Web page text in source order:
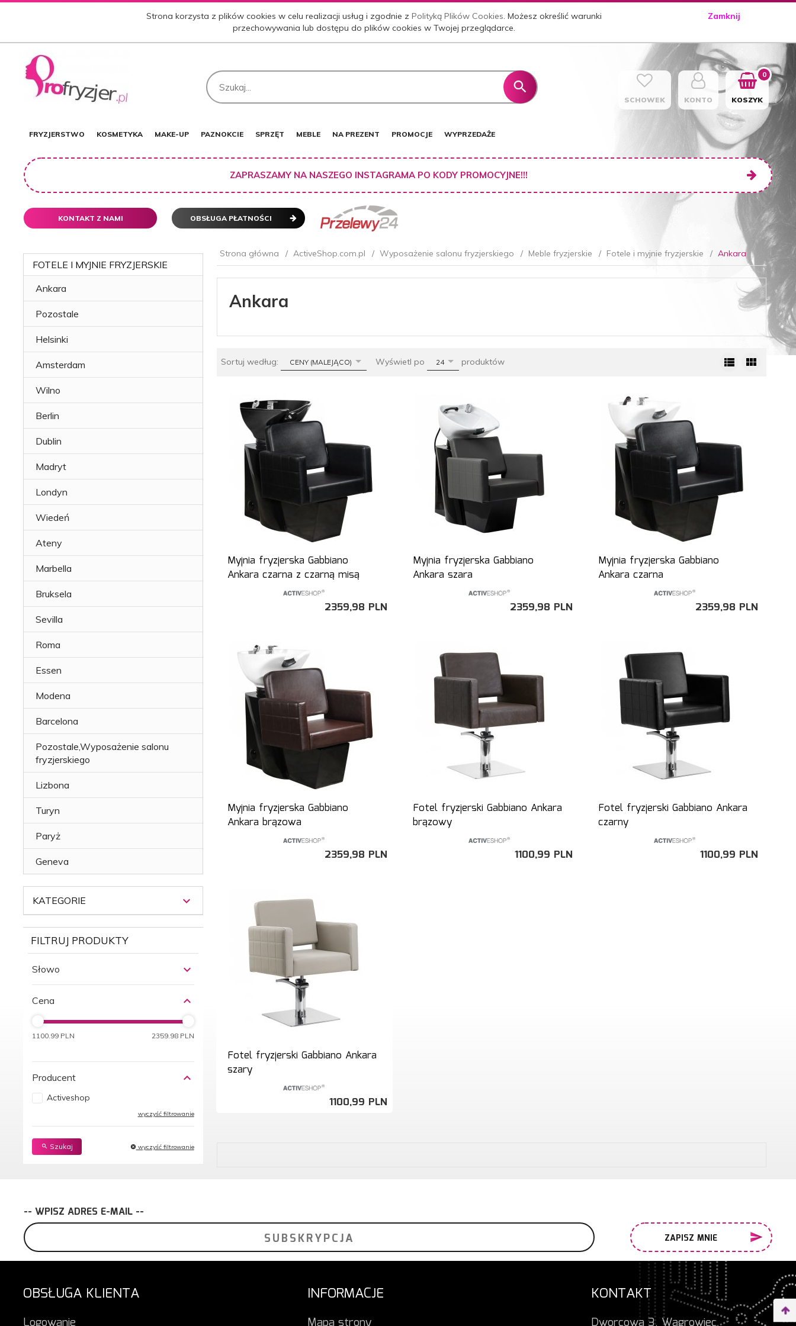
Strona korzysta z plików cookies w celu realizacji usług i zgodnie zPolityką Plików Cookies. Możesz określić warunki
przechowywania lub dostępu do plików cookies w Twojej przeglądarce.
Zamknij
SCHOWEK KONTO KOSZYK
0
FRYZJERSTWO KOSMETYKA MAKE-UP PAZNOKCIE SPRZĘT MEBLE NA PREZENT PROMOCJE WYPRZEDAŻE
ZAPRASZAMY NA NASZEGO INSTAGRAMA PO KODY PROMOCYJNE!!!
KONTAKT Z NAMI OBSŁUGA PŁATNOŚCI
FOTELE I MYJNIE FRYZJERSKIE
Ankara
Pozostale
Helsinki
Amsterdam
Wilno
Berlin
Dublin
Madryt
Londyn
Wiedeń
Ateny
Marbella
Bruksela
Sevilla
Roma
Essen
Modena
Barcelona
Pozostale,Wyposażenie salonu
fryzjerskiego
Lizbona
Turyn
Paryż
Geneva
KATEGORIE
FILTRUJ PRODUKTY
Słowo
Cena
1100.99 PLN 2359.98 PLN
Producent
Activeshop
wyczyść filtrowanie
Szukaj wyczyść filtrowanie
Strona główna ActiveShop.com.pl Wyposażenie salonu fryzjerskiego Meble fryzjerskie Fotele i myjnie fryzjerskie Ankara
Ankara
Sortuj według: sortCENY (MALEJĄCO) Wyświetl po pop
24 produktów
Myjnia fryzjerska Gabbiano
Ankara czarna z czarną misą
2359,98 PLN
Myjnia fryzjerska Gabbiano
Ankara szara
2359,98 PLN
Myjnia fryzjerska Gabbiano
Ankara czarna
2359,98 PLN
Myjnia fryzjerska Gabbiano
Ankara brązowa
2359,98 PLN
Fotel fryzjerski Gabbiano Ankara
brązowy
1100,99 PLN
Fotel fryzjerski Gabbiano Ankara
czarny
1100,99 PLN
Fotel fryzjerski Gabbiano Ankara
szary
1100,99 PLN
-- WPISZ ADRES E-MAIL --
ZAPISZ MNIE
OBSŁUGA KLIENTA INFORMACJE KONTAKT